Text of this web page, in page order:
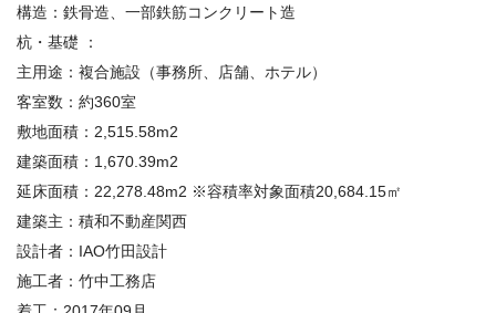
構造：鉄骨造、一部鉄筋コンクリート造
杭・基礎
：
主用途：複合施設（事務所、店舗、ホテル）
客室数：約360室
敷地面積： 2,515.58m2
建築面積： 1,670.39m2
延床面積： 22,278.48m2 ※容積率対象面積20,684.15㎡
建築主：積和不動産関西
設計者： IAO竹田設計
施工者：竹中工務店